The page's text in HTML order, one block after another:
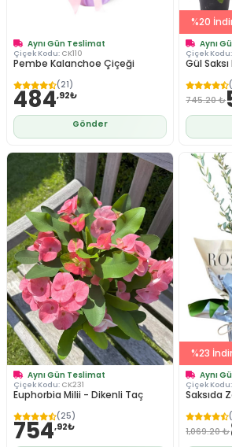
Aynı Gün Teslimat
Çiçek Kodu: CK110
Pembe Kalanchoe Çiçeği
(21)
484,92₺
Gönder
%20
Aynı
Çiçek Kodu:
Gül Saksı
745.20 ₺
Aynı Gün Teslimat
Çiçek Kodu: CK231
Euphorbia Milii - Dikenli Taç
(25)
754,92₺
%23
Aynı
Çiçek Kodu:
Saksıda
1,069.20 ₺